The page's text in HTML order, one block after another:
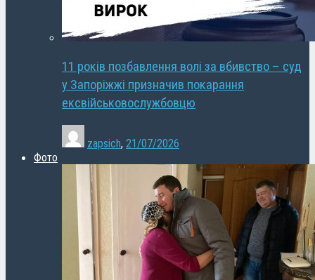
11 років позбавлення волі за вбивство – суд
у Запоріжжі призначив покарання
ексвійськовослужбовцю
zapsich, 21/07/2026
Фото